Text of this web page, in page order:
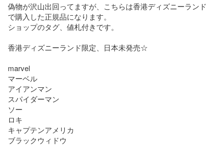
偽物が沢山出回ってますが、こちらは香港ディズニーランド
で購入した正規品になります。
ショップのタグ、値札付きです。
香港ディズニーランド限定、日本未発売☆
marvel
マーベル
アイアンマン
スパイダーマン
ソー
ロキ
キャプテンアメリカ
ブラックウィドウ